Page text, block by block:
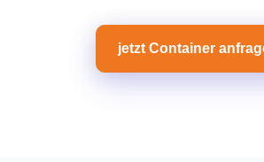
jetzt Container